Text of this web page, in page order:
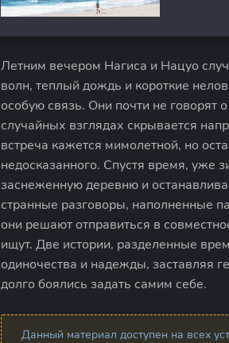
Летним вечером Нагиса и Нацуо
волн, теплый дождь и короткие
особую связь. Они почти не говорят
случайных взглядах скрывается
встреча кажется мимолетной, но
недосказанного. Спустя время, уже
заснеженную деревню и
странные разговоры, наполненные
они решают отправиться в
ищут. Две истории, разделенные
одиночества и надежды, заставляя
долго боялись задать самим себе.
Данный материал доступен на всех